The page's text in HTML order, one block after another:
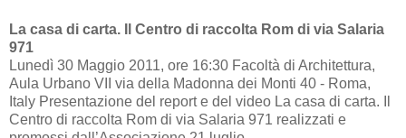
La casa di carta. Il Centro di raccolta Rom di via Salaria
971
Lunedì 30 Maggio 2011, ore 16:30 Facoltà di Architettura,
Aula Urbano VII via della Madonna dei Monti 40 - Roma,
Italy Presentazione del report e del video La casa di carta. Il
Centro di raccolta Rom di via Salaria 971 realizzati e